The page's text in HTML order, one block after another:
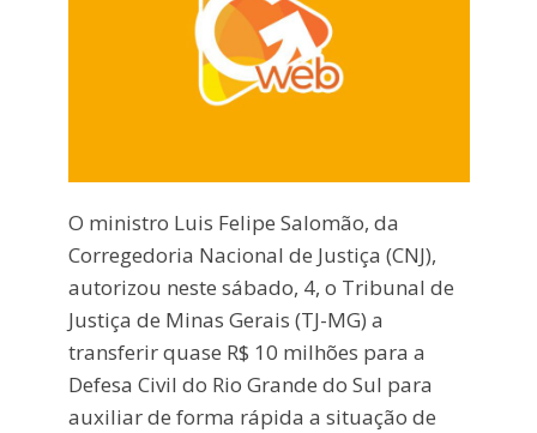
O ministro Luis Felipe Salomão, da
Corregedoria Nacional de Justiça (CNJ),
autorizou neste sábado, 4, o Tribunal de
Justiça de Minas Gerais (TJ-MG) a
transferir quase R$ 10 milhões para a
Defesa Civil do Rio Grande do Sul para
auxiliar de forma rápida a situação de